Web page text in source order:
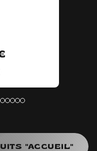
"ACCUEIL"